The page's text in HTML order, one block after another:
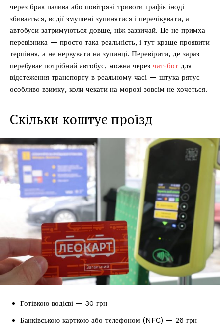
через брак палива або повітряні тривоги графік іноді
збивається, водії змушені зупинятися і перечікувати, а
автобуси затримуються довше, ніж зазвичай. Це не примха
перевізника — просто така реальність, і тут краще проявити
терпіння, а не нервувати на зупинці. Перевірити, де зараз
перебуває потрібний автобус, можна через чат-бот для
відстеження транспорту в реальному часі — штука рятує
особливо взимку, коли чекати на морозі зовсім не хочеться.
Скільки коштує проїзд
Готівкою водієві — 30 грн
Банківською карткою або телефоном (NFC) — 26 грн